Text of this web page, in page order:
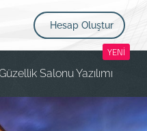
Hesap Oluştur
YENİ
Salonu Yazılımı